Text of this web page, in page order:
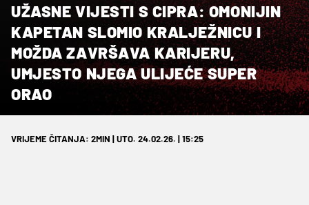
UŽASNE VIJESTI S CIPRA: OMONIJIN
KAPETAN SLOMIO KRALJEŽNICU I
MOŽDA ZAVRŠAVA KARIJERU,
UMJESTO NJEGA ULIJEĆE SUPER
ORAO
VRIJEME ČITANJA: 2MIN | UTO. 24.02.26. | 15:25